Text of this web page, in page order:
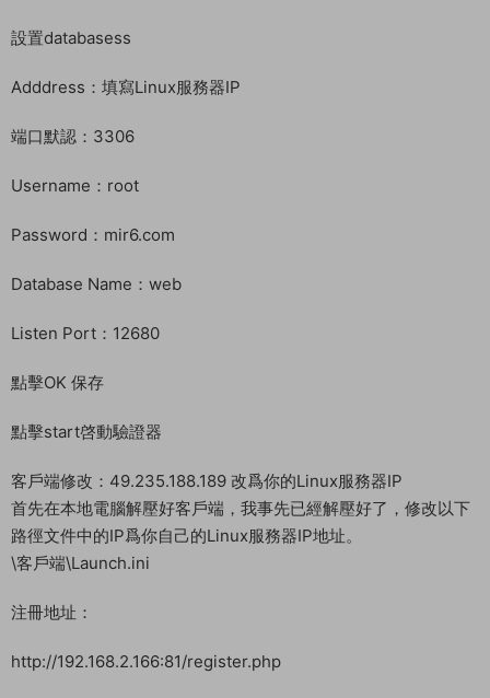
設置databasess
Adddress：填寫Linux服務器IP
端口默認：3306
Username：root
Password：mir6.com
Database Name：web
Listen Port：12680
點擊OK 保存
點擊start啓動驗證器
客戶端修改：49.235.188.189 改爲你的Linux服務器IP
首先在本地電腦解壓好客戶端，我事先已經解壓好了，修改以下
路徑文件中的IP爲你自己的Linux服務器IP地址。
\客戶端\Launch.ini
注冊地址：
http://192.168.2.166:81/register.php